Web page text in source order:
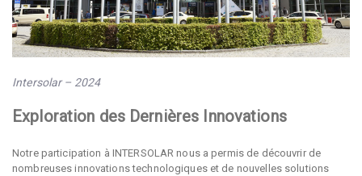
Intersolar – 2024
Exploration des Dernières Innovations
Notre participation à INTERSOLAR nous a permis de découvrir de
nombreuses innovations technologiques et de nouvelles solutions